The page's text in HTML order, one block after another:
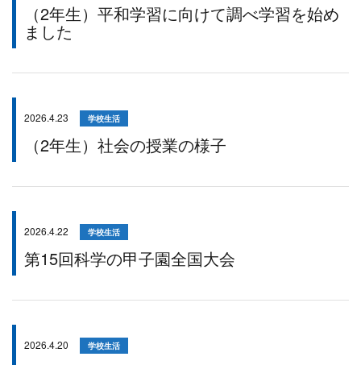
（2年生）平和学習に向けて調べ学習を始め
ました
2026.4.23 学校生活
（2年生）社会の授業の様子
2026.4.22 学校生活
第15回科学の甲子園全国大会
2026.4.20 学校生活